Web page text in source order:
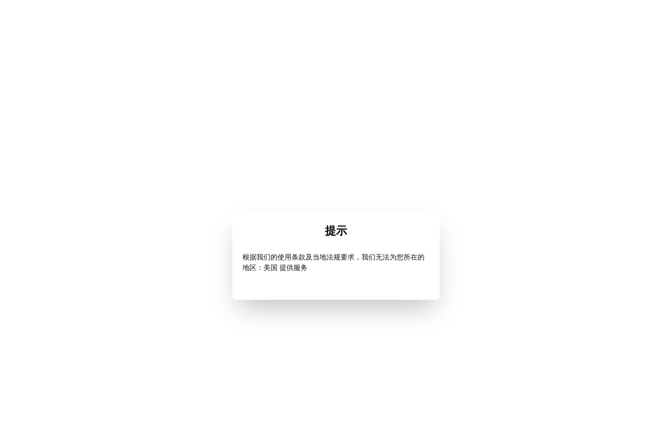
提示
根据我们的使用条款及当地法规要求，我们无法为您所在的
地区：美国 提供服务